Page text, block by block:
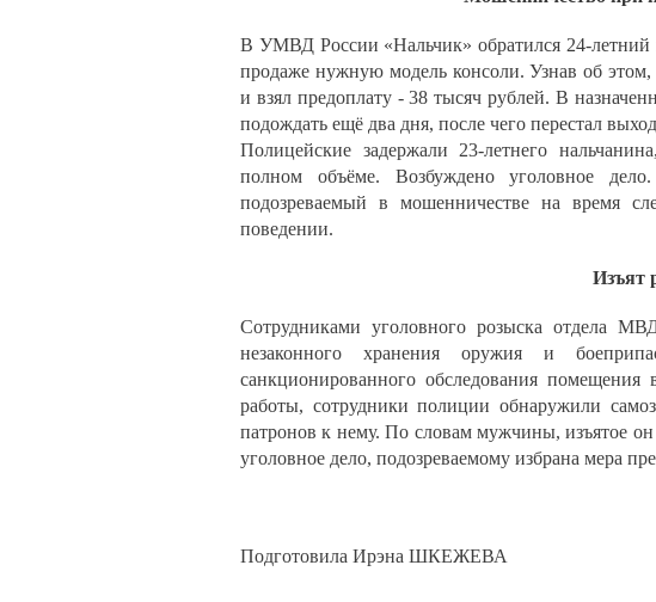
В УМВД России «Нальчик» обратился 24-
продаже нужную модель консоли. Узнав об
и взял предоплату - 38 тысяч рублей. В
подождать ещё два дня, после чего перестал
Полицейские задержали 23-летнего
полном объёме. Возбуждено уголовное
подозреваемый в мошенничестве на время
поведении.
Изъят
Сотрудниками уголовного розыска отдела
незаконного хранения оружия и
санкционированного обследования помещения
работы, сотрудники полиции обнаружили
патронов к нему. По словам мужчины, изъятое
уголовное дело, подозреваемому избрана мера
Подготовила Ирэна ШКЕЖЕВА